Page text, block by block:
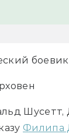
боевик
Шусетт,
Филипа